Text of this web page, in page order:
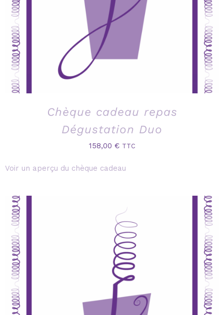
Chèque cadeau repas
Dégustation Duo
158,00 € TTC
Voir un aperçu du chèque cadeau